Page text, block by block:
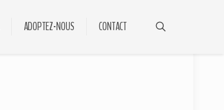
ADOPTEZ-NOUS CONTACT